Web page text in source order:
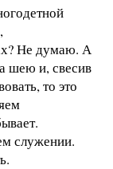
Не думаю. А
шею и, свесив
то это
служении.